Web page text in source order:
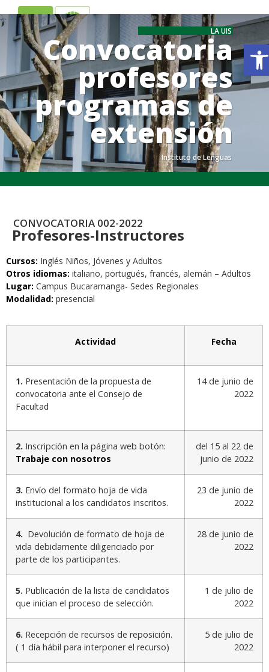
ES EN
LA UIS
Convocatoria
profesores
programas de
extensión
Instituto de Lenguas
.
CONVOCATORIA 002-2022
Profesores-Instructores
Cursos: Inglés Niños, Jóvenes y Adultos
Otros idiomas: italiano, portugués, francés, alemán – Adultos
Lugar: Campus Bucaramanga- Sedes Regionales
Modalidad: presencial
Actividad Fecha
1. Presentación de la propuesta de
convocatoria ante el Consejo de
Facultad
14 de junio de
2022
2. Inscripción en la página web botón:
Trabaje con nosotros
del 15 al 22 de
junio de 2022
3. Envío del formato hoja de vida
institucional a los candidatos inscritos.
23 de junio de
2022
4. Devolución de formato de hoja de
vida debidamente diligenciado por
parte de los participantes.
28 de junio de
2022
5. Publicación de la lista de candidatos
que inician el proceso de selección.
1 de julio de
2022
6. Recepción de recursos de reposición.
( 1 día hábil para interponer el recurso)
5 de julio de
2022